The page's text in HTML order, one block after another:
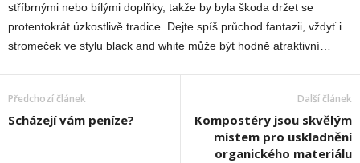
stříbrnými nebo bílými doplňky, takže by byla škoda držet se
protentokrát úzkostlivě tradice. Dejte spíš průchod fantazii, vždyť i
stromeček ve stylu black and white může být hodně atraktivní…
Předchozí článek
Scházejí vám peníze?
Další článek
Kompostéry jsou skvělým
místem pro uskladnění
organického materiálu